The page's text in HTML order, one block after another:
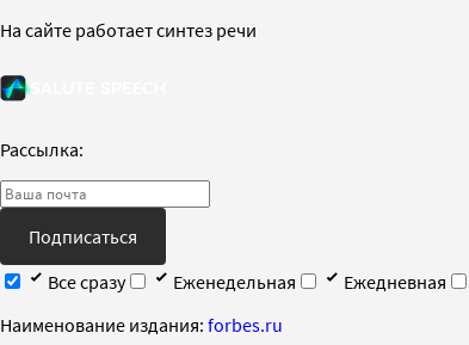
На сайте работает синтез речи
Рассылка:
Подписаться
Все сразу
Еженедельная Ежедневная
Наименование издания: forbes.ru